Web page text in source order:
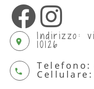
Indirizzo:
10126
Telefono:
Cellulare: